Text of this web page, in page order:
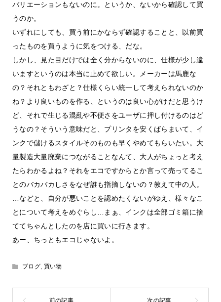
バリエーションもないのに。というか、ないから確認して買
うのか。
いずれにしても、買う前にかならず確認することと、以前買
ったものを買うように気をつける、だな。
しかし、見た目だけでは全く分からないのに、仕様が少し違
いますというのは本当に止めて欲しい。メーカーは馬鹿な
の？それともわざと？仕様くらい統一して考えられないのか
ね？より良いものを作る、というのは良い心がけだと思うけ
ど、それで生じる混乱や不便さをユーザに押し付けるのはど
うなの？そういう意味だと、プリンタを安くばらまいて、イ
ンクで儲けるスタイルそのものも早くやめてもらいたい。大
量製造大量廃棄につながることなんて、大人がちょっと考え
たらわかるよね？それをエコですからとか言って売ってるこ
とのバカバカしさをなぜ誰も指摘しないの？教えて中の人。
…などと、自分が悪いことを認めたくないがゆえ、様々なこ
とについて考えをめぐらし…まぁ、インクは全部ゴミ箱に捨
ててちゃんとしたのを店に買いに行きます。
あー、ちっともエコじゃないよ。
ブログ, 買い物